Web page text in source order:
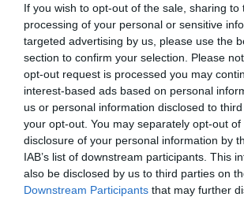
If you wish to opt-out of the sale, sharing to
processing of your personal or sensitive
targeted advertising by us, please use the
section to confirm your selection. Please
opt-out request is processed you may
interest-based ads based on personal
us or personal information disclosed to
your opt-out. You may separately opt-out
disclosure of your personal information by
IAB’s list of downstream participants. This
also be disclosed by us to third parties on
Downstream Participants that may further
Székelyudvarhelyen. A cég
regonális képviselője, Ganea
Ramona is a mozgóstúdió
volt